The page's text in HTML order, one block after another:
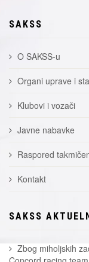
SAKSS
O SAKSS-u
Organi uprave i
Klubovi i vozači
Javne nabavke
Raspored
Kontakt
SAKSS
Zbog miholjskih